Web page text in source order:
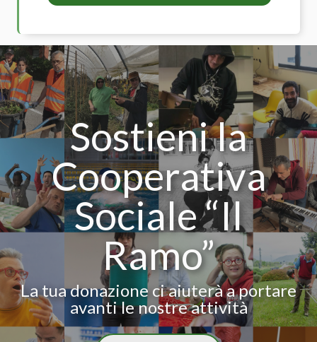
Sostieni la
Cooperativa
Sociale “Il
Ramo”
La tua donazione ci aiuterà a portare
avanti le nostre attività